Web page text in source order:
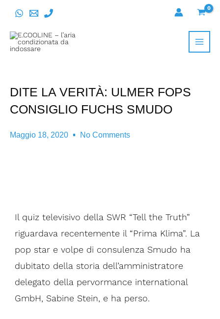
contenuto
DITE LA VERITÀ: ULMER FOPS
CONSIGLIO FUCHS SMUDO
Maggio 18, 2020 No Comments
Il quiz televisivo della SWR “Tell the Truth”
riguardava recentemente il “Prima Klima”. La
pop star e volpe di consulenza Smudo ha
dubitato della storia dell’amministratore
delegato della pervormance international
GmbH, Sabine Stein, e ha perso.